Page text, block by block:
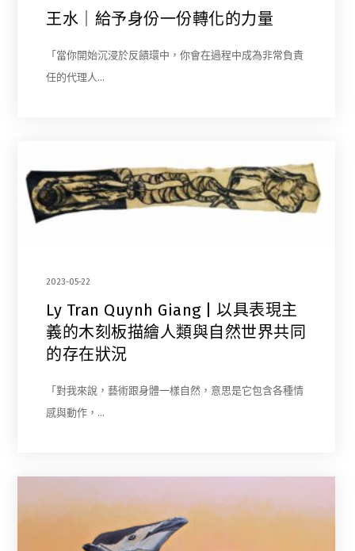
王水｜給予身份一份轉化的力量
「當你開始沉浸於反饋環中，你會在過程中成為非常負責
任的代理人…
2023-05-22
Ly Tran Quynh Giang | 以具表現主
義的木刻板描繪人類與自然世界共同
的存在狀況
「對我來說，藝術跟身體一樣自然，意思是它包含各種情
感與動作，…